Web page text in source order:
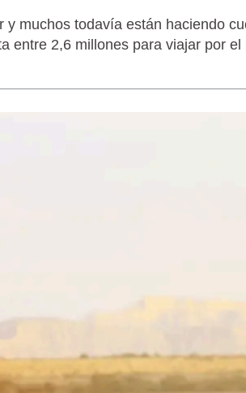
muchos todavía están haciendo
entre 2,6 millones para viajar por el